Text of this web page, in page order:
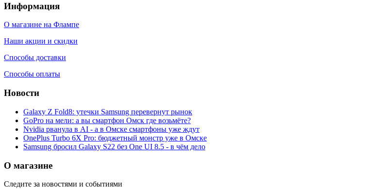
Информация
О магазине на Флампе
Наши акции и скидки
Способы доставки
Способы оплаты
Новости
Galaxy Z Fold8: утечки Samsung перевернут рынок
GoPro на мели: а вы смартфон Омск где возьмёте?
Nvidia рванула в AI - а в Омске смартфоны уже ждут
OnePlus Turbo 6X Pro: бюджетный монстр уже в Омске
Samsung бросил Galaxy S22 без One UI 8.5 - в чём дело
О магазине
Следите за новостями и событиями